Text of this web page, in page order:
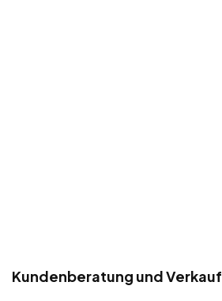
Kundenberatung und Verkauf